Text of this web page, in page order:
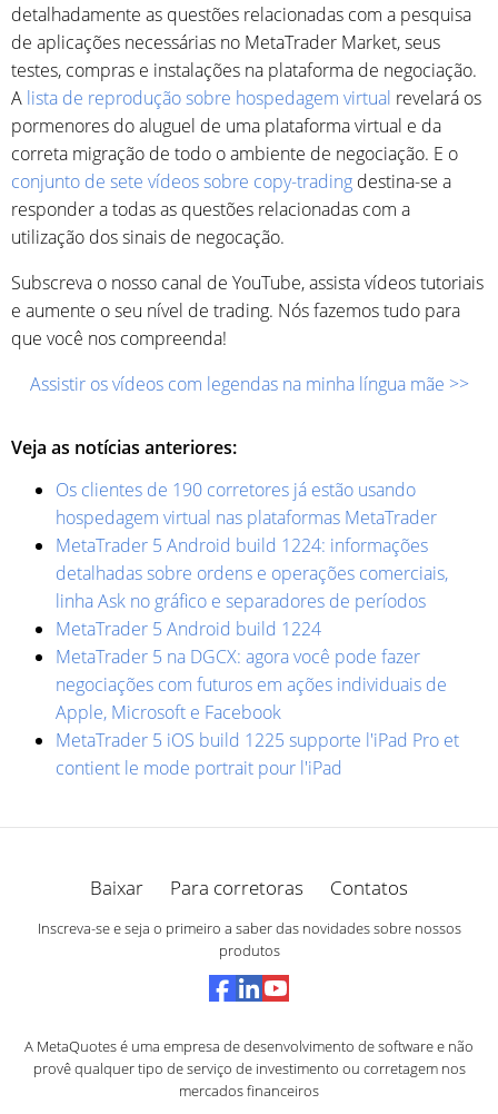
detalhadamente as questões relacionadas com a pesquisa
de aplicações necessárias no MetaTrader Market, seus
testes, compras e instalações na plataforma de negociação.
A lista de reprodução sobre hospedagem virtual revelará os
pormenores do aluguel de uma plataforma virtual e da
correta migração de todo o ambiente de negociação. E o
conjunto de sete vídeos sobre copy-trading destina-se a
responder a todas as questões relacionadas com a
utilização dos sinais de negocação.
Subscreva o nosso canal de YouTube, assista vídeos tutoriais
e aumente o seu nível de trading. Nós fazemos tudo para
que você nos compreenda!
Assistir os vídeos com legendas na minha língua mãe >>
Veja as notícias anteriores:
Os clientes de 190 corretores já estão usando
hospedagem virtual nas plataformas MetaTrader
MetaTrader 5 Android build 1224: informações
detalhadas sobre ordens e operações comerciais,
linha Ask no gráfico e separadores de períodos
MetaTrader 5 Android build 1224
MetaTrader 5 na DGCX: agora você pode fazer
negociações com futuros em ações individuais de
Apple, Microsoft e Facebook
MetaTrader 5 iOS build 1225 supporte l'iPad Pro et
contient le mode portrait pour l'iPad
Baixar Para corretoras Contatos
Inscreva-se e seja o primeiro a saber das novidades sobre nossos
produtos
A MetaQuotes é uma empresa de desenvolvimento de software e não
provê qualquer tipo de serviço de investimento ou corretagem nos
mercados financeiros